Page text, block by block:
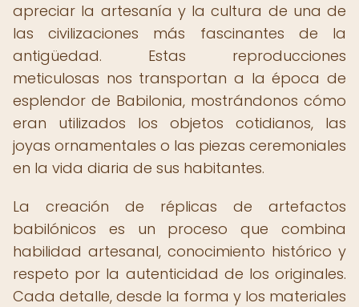
apreciar la artesanía y la cultura de una de
las civilizaciones más fascinantes de la
antigüedad. Estas reproducciones
meticulosas nos transportan a la época de
esplendor de Babilonia, mostrándonos cómo
eran utilizados los objetos cotidianos, las
joyas ornamentales o las piezas ceremoniales
en la vida diaria de sus habitantes.
La creación de réplicas de artefactos
babilónicos es un proceso que combina
habilidad artesanal, conocimiento histórico y
respeto por la autenticidad de los originales.
Cada detalle, desde la forma y los materiales